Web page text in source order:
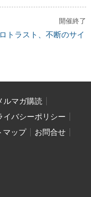
開催終了
トラスト、不断のサイ
ルマガ購読
イバシーポリシー
マップ
お問合せ